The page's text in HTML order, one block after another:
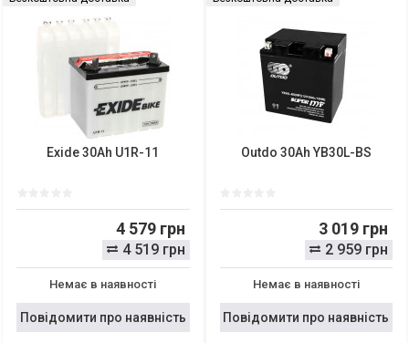
Exide 30Ah U1R-11
4 579 грн
4 519 грн
Немає в наявності
Повідомити про наявність
Outdo 30Ah YB30L-BS
3 019 грн
2 959 грн
Немає в наявності
Повідомити про наявність